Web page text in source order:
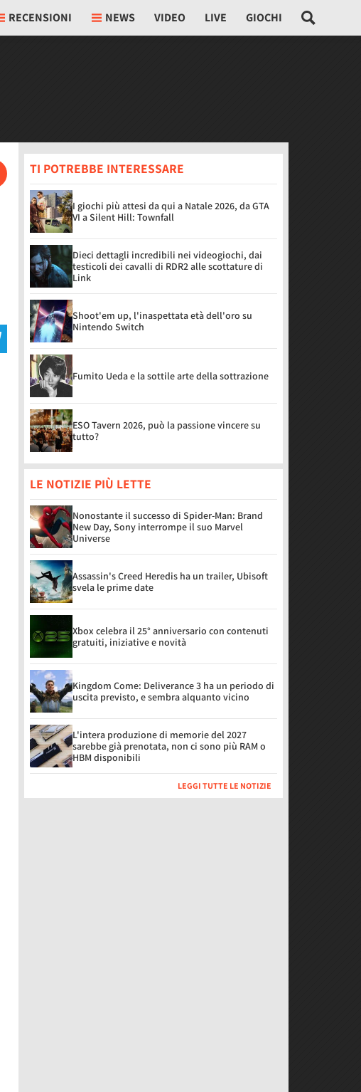
RECENSIONI NEWS VIDEO LIVE GIOCHI
TI POTREBBE INTERESSARE
I giochi più attesi da qui a Natale 2026, da GTA
VI a Silent Hill: Townfall
Dieci dettagli incredibili nei videogiochi, dai
testicoli dei cavalli di RDR2 alle scottature di
Link
Shoot'em up, l'inaspettata età dell'oro su
Nintendo Switch
Fumito Ueda e la sottile arte della sottrazione
ESO Tavern 2026, può la passione vincere su
tutto?
LE NOTIZIE PIÙ LETTE
Nonostante il successo di Spider-Man: Brand
New Day, Sony interrompe il suo Marvel
Universe
Assassin's Creed Heredis ha un trailer, Ubisoft
svela le prime date
Xbox celebra il 25° anniversario con contenuti
gratuiti, iniziative e novità
Kingdom Come: Deliverance 3 ha un periodo di
uscita previsto, e sembra alquanto vicino
L'intera produzione di memorie del 2027
sarebbe già prenotata, non ci sono più RAM o
HBM disponibili
LEGGI TUTTE LE NOTIZIE